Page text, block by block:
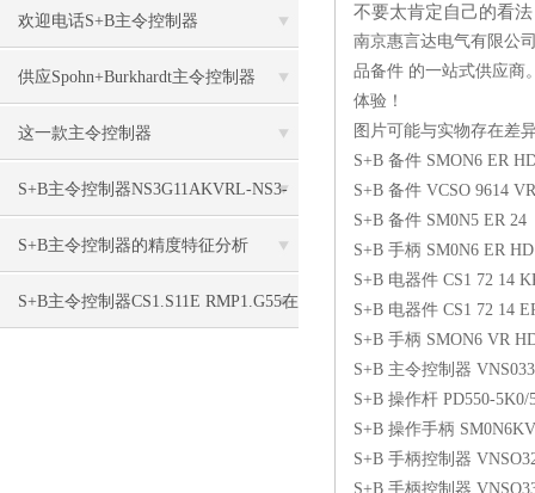
欢迎电话S+B主令控制器
VNSO33FU18AKVZ40.40
供应Spohn+Burkhardt主令控制器
MON6VRHD10.10
这一款主令控制器
VNS02ZFN18SKERHD 10P惠言达有
S+B主令控制器NS3G11AKVRL-NS3-
A-7-7非常规
S+B主令控制器的精度特征分析
S+B主令控制器CS1.S11E RMP1.G55在
不要太肯定自己的看
南京惠言达电气有限公
品备件 的一站式供应商
体验！
图片可能与实物存在差
S+B 备件 SMON6 ER
S+B 备件 VCSO 9614
S+B 备件 SM0N5 ER 24
S+B 手柄 SM0N6 ER
S+B 电器件 CS1 72 14
S+B 电器件 CS1 72 14
S+B 手柄 SMON6 VR
S+B 主令控制器
S+B 操作杆 PD550-5K0/
S+B 操作手柄
S+B 手柄控制器
S+B 手柄控制器